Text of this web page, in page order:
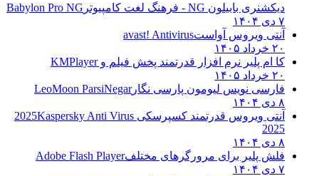
دیکشنری بابیلون NG - فرهنگ لغت کامپیوتر
Babylon Pro NG
۷ دی ۱۴۰۴
آنتی ویروس آواستavast! Antivirus
۲۰ خرداد ۱۴۰۵
کا ام پلیر نرم افزار قدرتمند پخش فیلم وKMPlayer
۲۰ خرداد ۱۴۰۵
فارسی نویس لیومون پارسی نگارLeoMoon ParsiNegar
۸ دی ۱۴۰۴
آنتی ویروس قدرتمند کسپرسکی 2025 Kaspersky Anti Virus
2025
۸ دی ۱۴۰۴
فلش پلیر برای مرورگرهای مختلفAdobe Flash Player
۷ دی ۱۴۰۴